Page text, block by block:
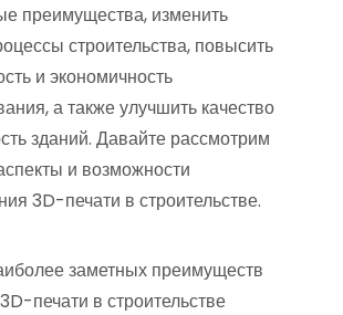
преимущества, изменить
строительства, повысить
и экономичность
а также улучшить качество
зданий. Давайте рассмотрим
и возможности
3D-печати в строительстве.
заметных преимуществ
печати в строительстве